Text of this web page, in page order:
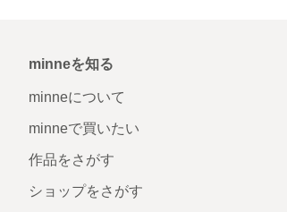
minneを知る
minneについて
minneで買いたい
作品をさがす
ショップをさがす